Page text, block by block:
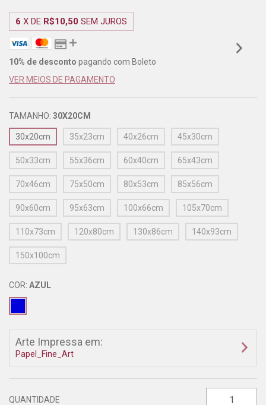
6 X DE R$10,50 SEM JUROS
10% de desconto pagando com Boleto
VER MEIOS DE PAGAMENTO
TAMANHO: 30X20CM
30x20cm 35x23cm 40x26cm 45x30cm
50x33cm 55x36cm 60x40cm 65x43cm
70x46cm 75x50cm 80x53cm 85x56cm
90x60cm 95x63cm 100x66cm 105x70cm
110x73cm 120x80cm 130x86cm 140x93cm
150x100cm
COR: AZUL
Arte Impressa em:
Papel_Fine_Art
QUANTIDADE